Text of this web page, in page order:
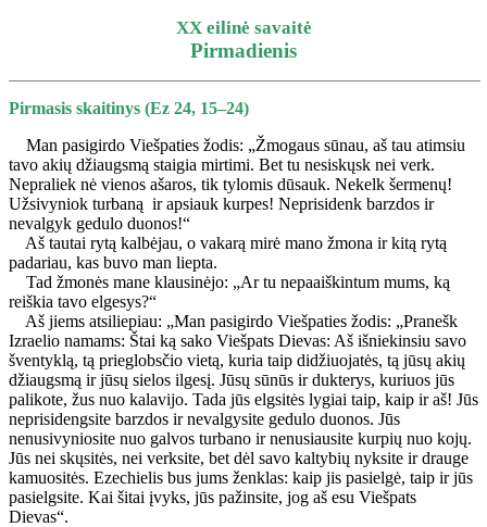
XX eilinė savaitė
Pirmadienis
Pirmasis skaitinys (Ez 24, 15–24)
Man pasigirdo Viešpaties žodis: „Žmogaus sūnau, aš tau atimsiu
tavo akių džiaugsmą staigia mirtimi. Bet tu nesiskųsk nei verk.
Nepraliek nė vienos ašaros, tik tylomis dūsauk. Nekelk šermenų!
Užsivyniok turbaną ir apsiauk kurpes! Neprisidenk barzdos ir
nevalgyk gedulo duonos!“
Aš tautai rytą kalbėjau, o vakarą mirė mano žmona ir kitą rytą
padariau, kas buvo man liepta.
Tad žmonės mane klausinėjo: „Ar tu nepaaiškintum mums, ką
reiškia tavo elgesys?“
Aš jiems atsiliepiau: „Man pasigirdo Viešpaties žodis: „Pranešk
Izraelio namams: Štai ką sako Viešpats Dievas: Aš išniekinsiu savo
šventyklą, tą prieglobsčio vietą, kuria taip didžiuojatės, tą jūsų akių
džiaugsmą ir jūsų sielos ilgesį. Jūsų sūnūs ir dukterys, kuriuos jūs
palikote, žus nuo kalavijo. Tada jūs elgsitės lygiai taip, kaip ir aš! Jūs
neprisidengsite barzdos ir nevalgysite gedulo duonos. Jūs
nenusivyniosite nuo galvos turbano ir nenusiausite kurpių nuo kojų.
Jūs nei skųsitės, nei verksite, bet dėl savo kaltybių nyksite ir drauge
kamuositės. Ezechielis bus jums ženklas: kaip jis pasielgė, taip ir jūs
pasielgsite. Kai šitai įvyks, jūs pažinsite, jog aš esu Viešpats
Dievas“.